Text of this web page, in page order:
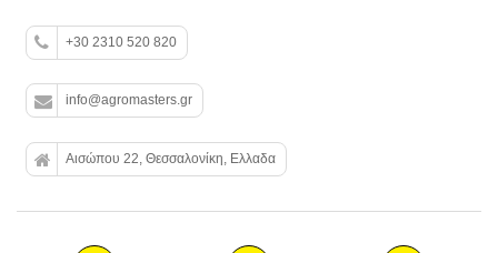
+30 2310 520 820
info@agromasters.gr
Αισώπου 22, Θεσσαλονίκη, Ελλαδα